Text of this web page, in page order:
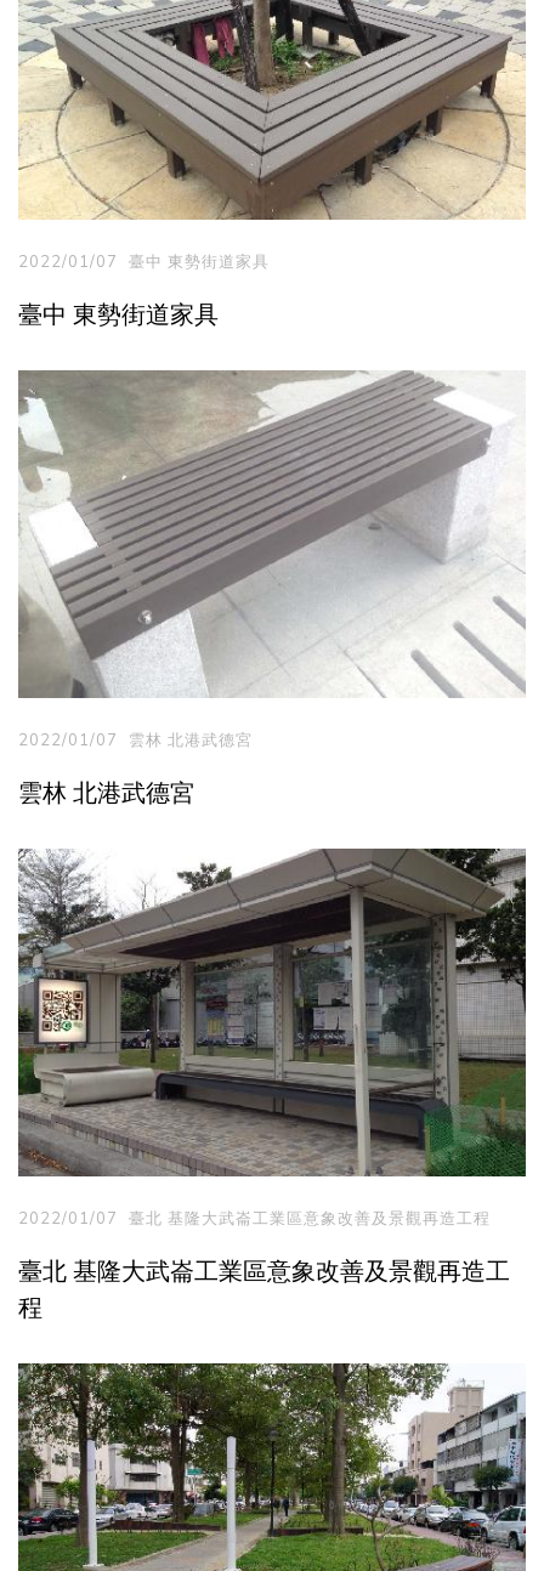
2022/01/07 臺中 東勢街道家具
臺中 東勢街道家具
2022/01/07 雲林 北港武德宮
雲林 北港武德宮
2022/01/07 臺北 基隆大武崙工業區意象改善及景觀再造工程
臺北 基隆大武崙工業區意象改善及景觀再造工
程